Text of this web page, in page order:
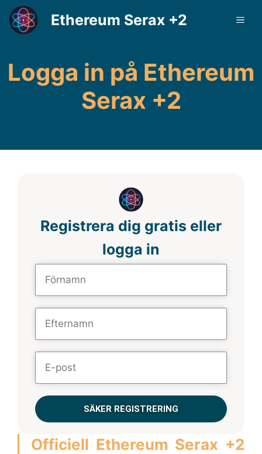
Hoppa
till
Ethereum Serax +2
Logga in på Ethereum
Serax +2
Officiell Ethereum Serax +2
Registrera dig gratis eller
logga in
SÄKER REGISTRERING